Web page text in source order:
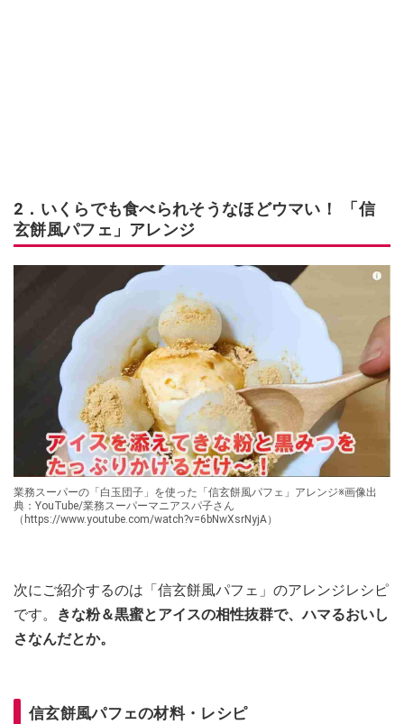
2．いくらでも食べられそうなほどウマい！ 「信
玄餅風パフェ」アレンジ
業務スーパーの「白玉団子」を使った「信玄餅風パフェ」アレンジ※画像出
典：YouTube/業務スーパーマニアスパ子さん
（https://www.youtube.com/watch?v=6bNwXsrNyjA）
次にご紹介するのは「信玄餅風パフェ」のアレンジレシピ
です。
きな粉＆黒蜜とアイスの相性抜群で、ハマるおいし
さなんだとか。
信玄餅風パフェの材料・レシピ